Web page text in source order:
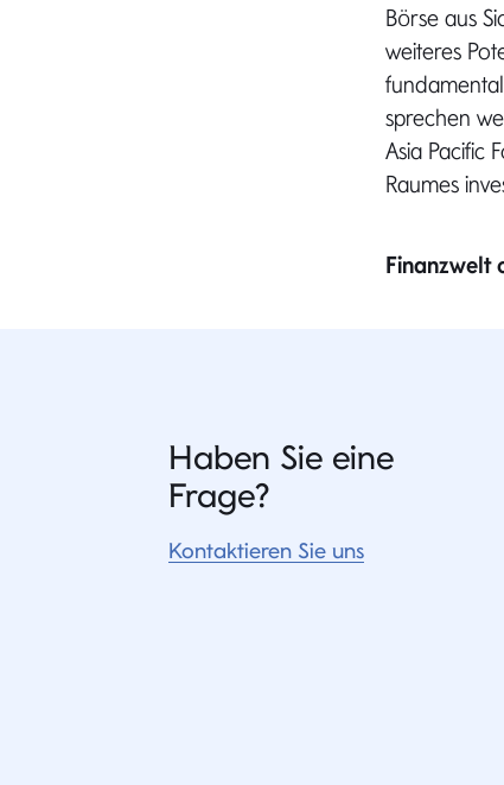
Börse aus
weiteres
sprechen
Asia Pacific
Raumes
Finanzwelt
Haben Sie eine
Frage?
Kontaktieren Sie uns